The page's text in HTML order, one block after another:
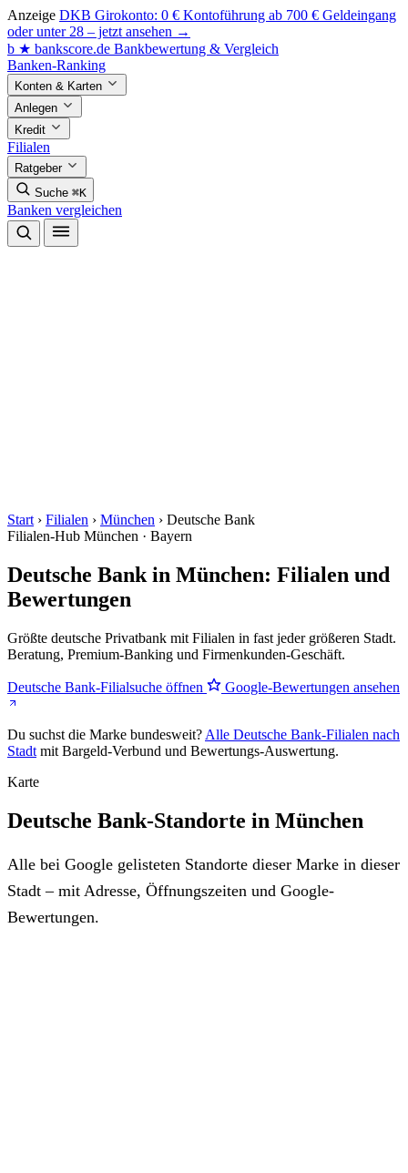
Anzeige DKB Girokonto: 0 € Kontoführung ab 700 € Geldeingang
oder unter 28 – jetzt ansehen →
b ★ bankscore.de Bankbewertung & Vergleich
Banken-Ranking
Konten & Karten
Anlegen
Kredit
Filialen
Ratgeber
Suche ⌘K
Banken vergleichen
Start › Filialen › München › Deutsche Bank
Filialen-Hub München · Bayern
Deutsche Bank in München: Filialen und
Bewertungen
Größte deutsche Privatbank mit Filialen in fast jeder größeren Stadt.
Beratung, Premium-Banking und Firmenkunden-Geschäft.
Deutsche Bank-Filialsuche öffnen Google-Bewertungen ansehen
Du suchst die Marke bundesweit? Alle Deutsche Bank-Filialen nach
Stadt mit Bargeld-Verbund und Bewertungs-Auswertung.
Karte
Deutsche Bank-Standorte in München
Alle bei Google gelisteten Standorte dieser Marke in dieser
Stadt – mit Adresse, Öffnungszeiten und Google-
Bewertungen.